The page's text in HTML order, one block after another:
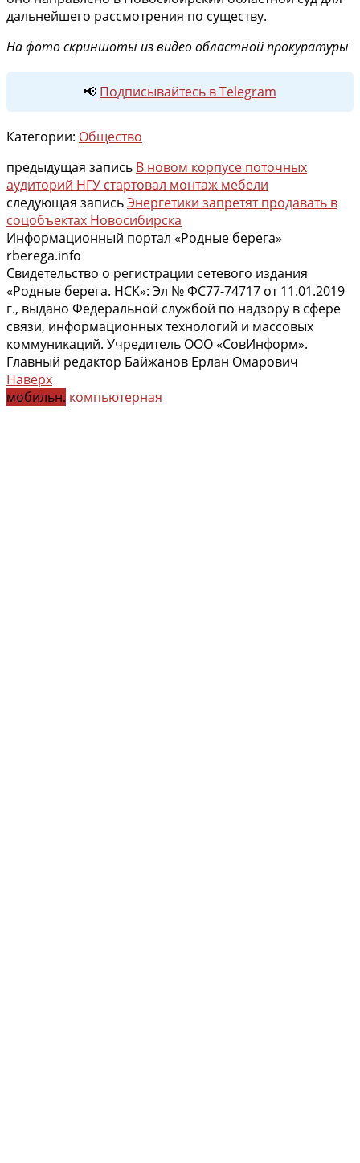
дальнейшего рассмотрения по существу.
На фото скриншоты из видео областной прокуратуры
📢 Подписывайтесь в Telegram
Категории: Общество
предыдущая запись В новом корпусе поточных
аудиторий НГУ стартовал монтаж мебели
следующая записьЭнергетики запретят продавать в
соцобъектах Новосибирска
Информационный портал «Родные берега»
rberega.info
Свидетельство о регистрации сетевого издания
«Родные берега. НСК»: Эл № ФС77-74717 от 11.01.2019
г., выдано Федеральной службой по надзору в сфере
связи, информационных технологий и массовых
коммуникаций. Учредитель ООО «СовИнформ».
Главный редактор Байжанов Ерлан Омарович
Наверх
мобильн. компьютерная